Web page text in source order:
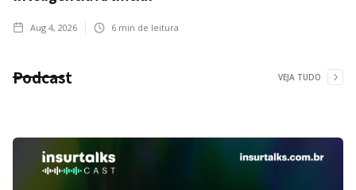
Aug 4, 2026 6 min de leitura
Podcast VEJA TUDO